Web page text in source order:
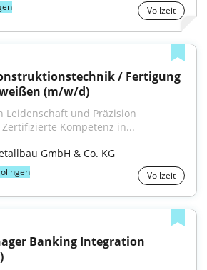
Vollzeit
/ Fertigung
(m/w/d)
Leidenschaft und Präzision
Kompetenz in...
GmbH & Co. KG
Vollzeit
Banking Integration